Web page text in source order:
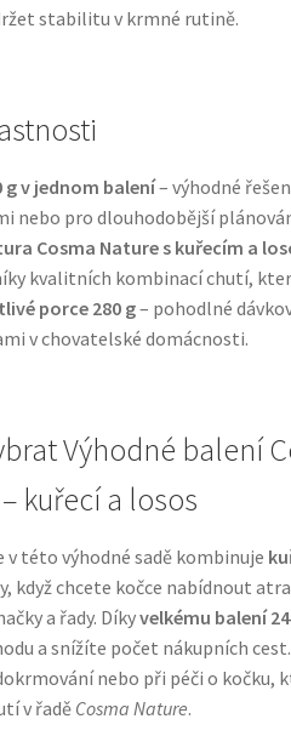
stabilitu v krmné rutině.
g v jednom balení– výhodné
nebo pro dlouhodobější
Cosma Nature s kuřecím a
kvalitních kombinací chutí,
porce 280 g– pohodlné
v chovatelské domácnosti.
Výhodné balení
kuřecí a losos
v této výhodné sadě kombinuje
když chcete kočce nabídnout
a řady. Díkyvelkému balení
a snížíte počet nákupních
nebo při péči o kočku,
v řaděCosma Nature.